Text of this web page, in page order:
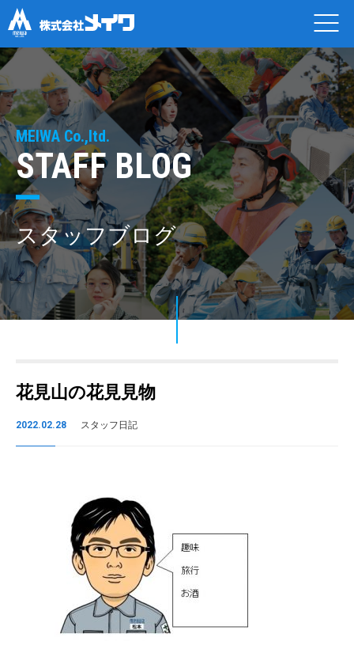
MEIWA Co.,ltd.
STAFF BLOG
スタッフブログ
花見山の花見見物
2022.02.28 スタッフ日記